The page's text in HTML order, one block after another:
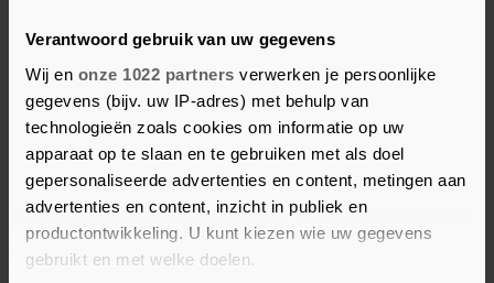
Verantwoord gebruik van uw gegevens
Wij en onze 1022 partners verwerken je persoonlijke
gegevens (bijv. uw IP-adres) met behulp van
technologieën zoals cookies om informatie op uw
apparaat op te slaan en te gebruiken met als doel
gepersonaliseerde advertenties en content, metingen aan
advertenties en content, inzicht in publiek en
productontwikkeling. U kunt kiezen wie uw gegevens
gebruikt en met welke doelen.